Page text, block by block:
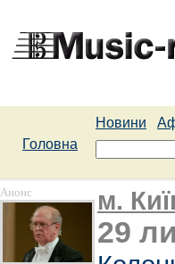
Новини
Головна
Анонс м.
29